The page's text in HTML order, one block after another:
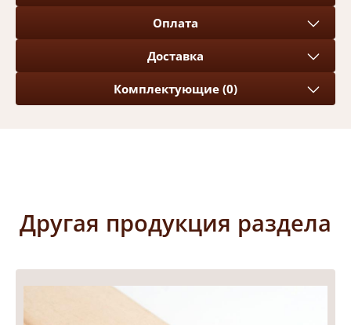
Оплата
Доставка
Комплектующие (0)
Другая продукция раздела